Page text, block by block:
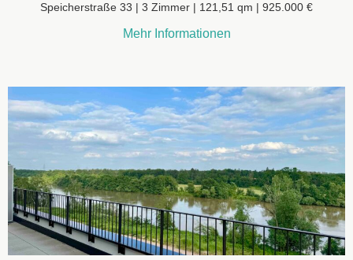
Speicherstraße 33 | 3 Zimmer | 121,51 qm | 925.000 €
Mehr Informationen